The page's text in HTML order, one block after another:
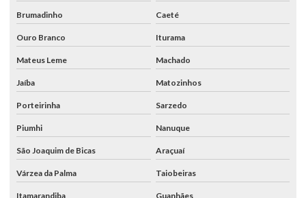
Brumadinho Caeté
Ouro Branco Iturama
Mateus Leme Machado
Jaíba Matozinhos
Porteirinha Sarzedo
Piumhi Nanuque
São Joaquim de Bicas Araçuaí
Várzea da Palma Taiobeiras
Itamarandiba Guanhães